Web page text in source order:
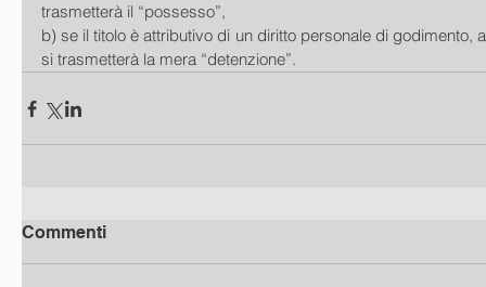
trasmetterà il “possesso”,
b) se il titolo è attributivo di un diritto personale di godimento,
si trasmetterà la mera “detenzione”.
Commenti